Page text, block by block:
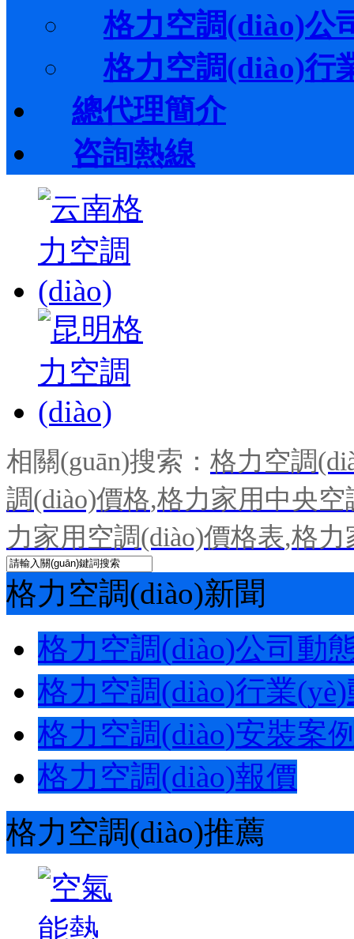
格力空調(diào)公
格力空調(diào)行
總代理簡介
咨詢熱線
相關(guān)搜索： 格力空調
調(diào)價格,格力家用中央空
力家用空調(diào)價格表,格力
格力空調(diào)新聞
格力空調(diào)公司動
格力空調(diào)行業
格力空調(diào)安裝案
格力空調(diào)報價
格力空調(diào)推薦